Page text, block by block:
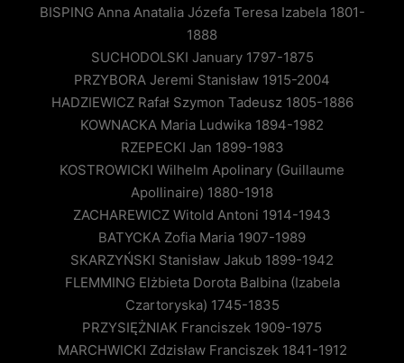
BISPING Anna Anatalia Józefa Teresa Izabela 1801-
1888
SUCHODOLSKI January 1797-1875
PRZYBORA Jeremi Stanisław 1915-2004
HADZIEWICZ Rafał Szymon Tadeusz 1805-1886
KOWNACKA Maria Ludwika 1894-1982
RZEPECKI Jan 1899-1983
KOSTROWICKI Wilhelm Apolinary (Guillaume
Apollinaire) 1880-1918
ZACHAREWICZ Witold Antoni 1914-1943
BATYCKA Zofia Maria 1907-1989
SKARZYŃSKI Stanisław Jakub 1899-1942
FLEMMING Elżbieta Dorota Balbina (Izabela
Czartoryska) 1745-1835
PRZYSIĘŻNIAK Franciszek 1909-1975
MARCHWICKI Zdzisław Franciszek 1841-1912